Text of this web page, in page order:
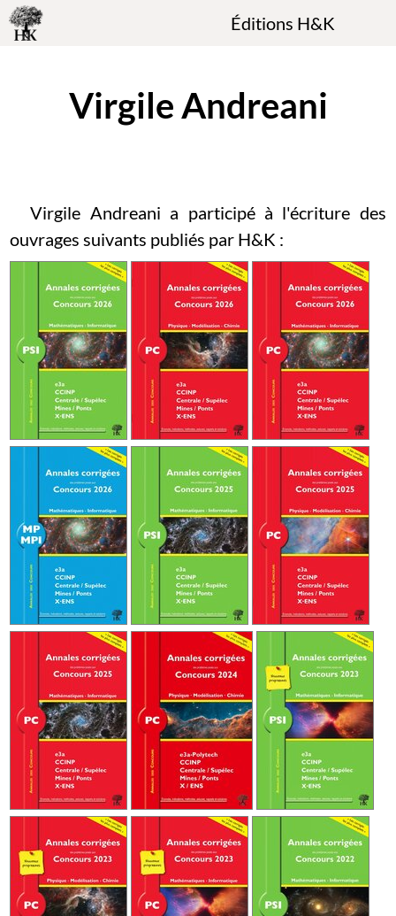
Éditions H&K
Virgile Andreani
Virgile Andreani a participé à l'écriture des
ouvrages suivants publiés par H&K :